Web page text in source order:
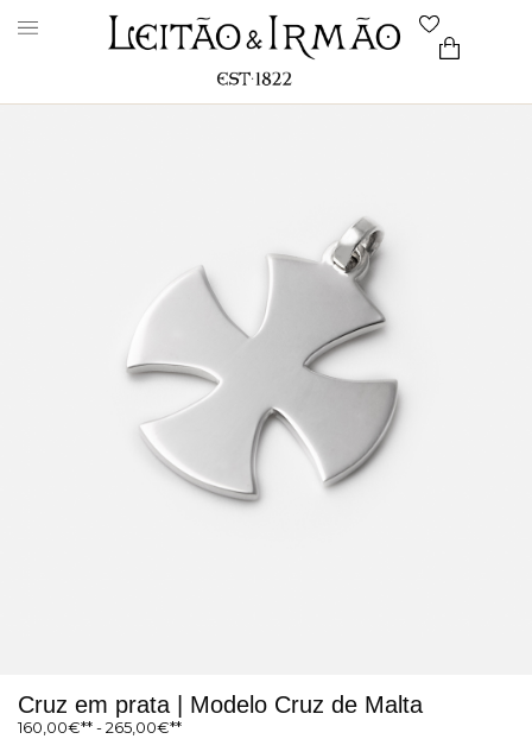
Cruz em prata | Modelo Cruz de Malta
160,00€ -265,00€